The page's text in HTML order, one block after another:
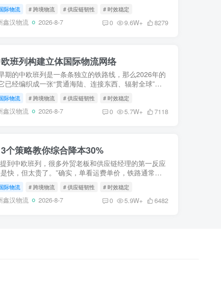
易、重构...
际物流 # 跨境物流 # 供应链韧性 # 时效稳定
鑫汉物流 2026-8-7 0 9.6W+ 8279
班列构建立体国际物流网络
期的中欧班列是一条条独立的铁路线，那么2026年的
已经编织成一张“贯通海陆、连接东西、辐射全球”的
紧密缝合...
际物流 # 跨境物流 # 供应链韧性 # 时效稳定
鑫汉物流 2026-8-7 0 5.7W+ 7118
个策略教你综合降本30%
到中欧班列，很多外贸老板和供应链经理的第一反应
快，但太贵了。”确实，单看运费单价，铁路通常是
3倍。但在全球供应链充满不确定性的今天，“便宜”不
低...
际物流 # 跨境物流 # 供应链韧性 # 时效稳定
鑫汉物流 2026-8-7 0 5.9W+ 6482